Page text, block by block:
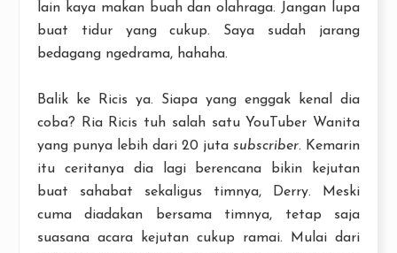
lain kaya makan buah dan olahraga. Jangan lupa
buat tidur yang cukup. Saya sudah jarang
bedagang ngedrama, hahaha.
Balik ke Ricis ya. Siapa yang enggak kenal dia
coba? Ria Ricis tuh salah satu YouTuber Wanita
yang punya lebih dari 20 juta subscriber. Kemarin
itu ceritanya dia lagi berencana bikin kejutan
buat sahabat sekaligus timnya, Derry. Meski
cuma diadakan bersama timnya, tetap saja
suasana acara kejutan cukup ramai. Mulai dari